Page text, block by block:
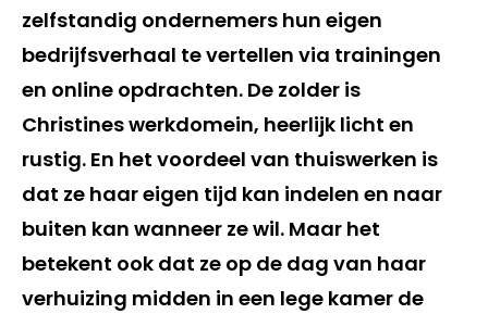
zelfstandig ondernemers hun eigen
bedrijfsverhaal te vertellen via trainingen
en online opdrachten. De zolder is
Christines werkdomein, heerlijk licht en
rustig. En het voordeel van thuiswerken is
dat ze haar eigen tijd kan indelen en naar
buiten kan wanneer ze wil. Maar het
betekent ook dat ze op de dag van haar
verhuizing midden in een lege kamer de